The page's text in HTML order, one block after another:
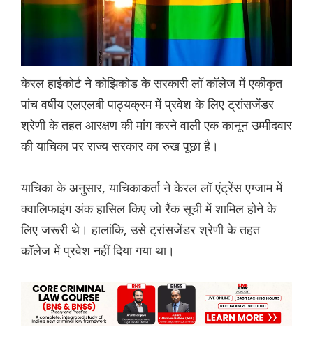
केरल हाईकोर्ट ने कोझिकोड के सरकारी लॉ कॉलेज में एकीकृत
पांच वर्षीय एलएलबी पाठ्यक्रम में प्रवेश के लिए ट्रांसजेंडर
श्रेणी के तहत आरक्षण की मांग करने वाली एक कानून उम्मीदवार
की याचिका पर राज्य सरकार का रुख पूछा है।
याचिका के अनुसार, याचिकाकर्ता ने केरल लॉ एंट्रेंस एग्जाम में
क्वालिफाइंग अंक हासिल किए जो रैंक सूची में शामिल होने के
लिए जरूरी थे। हालांकि, उसे ट्रांसजेंडर श्रेणी के तहत
कॉलेज में प्रवेश नहीं दिया गया था।